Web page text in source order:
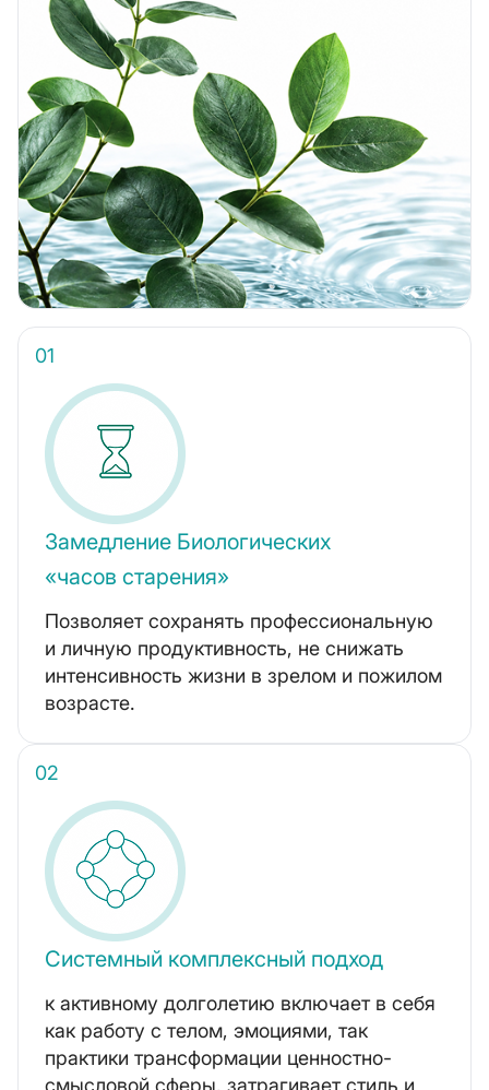
Замедление Биологических
«часов старения»
Позволяет сохранять профессиональную
и личную продуктивность, не снижать
интенсивность жизни в зрелом и пожилом
возрасте.
Системный комплексный подход
к активному долголетию включает в себя
как работу с телом, эмоциями, так
практики трансформации ценностно-
смысловой сферы, затрагивает стиль и